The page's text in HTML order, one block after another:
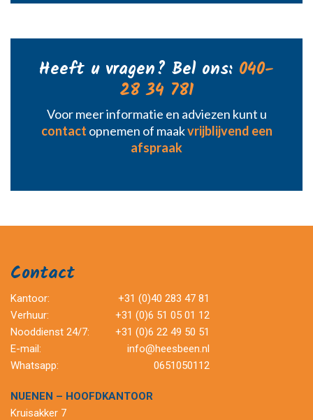
Heeft u vragen? Bel ons: 040-
28 34 781
Voor meer informatie en adviezen kunt u
contact opnemen of maakvrijblijvend een
afspraak
Contact
Kantoor:
+31 (0)40 283 47 81
Verhuur:
+31 (0)6 51 05 01 12
Nooddienst 24/7:
+31 (0)6 22 49 50 51
E-mail:
info@heesbeen.nl
Whatsapp:
0651050112
NUENEN – HOOFDKANTOOR
Kruisakker 7